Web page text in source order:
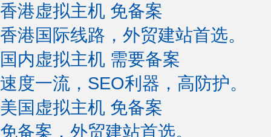
香港虚拟主机 免备案
香港国际线路，外贸建站首选。
国内虚拟主机 需要备案
速度一流，SEO利器，高防护。
美国虚拟主机 免备案
免备案，外贸建站首选。